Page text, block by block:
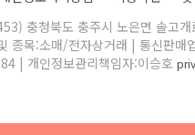
충청북도 충주시 노은면 솔고
종목:소매/전자상거래 | 통신판매
| 개인정보관리책임자:이승호